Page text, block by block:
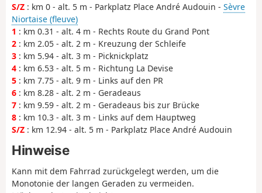
S/Z : km 0 - alt. 5 m - Parkplatz Place André Audouin - Sèvre
Niortaise (fleuve)
1 : km 0.31 - alt. 4 m - Rechts Route du Grand Pont
2 : km 2.05 - alt. 2 m - Kreuzung der Schleife
3 : km 5.94 - alt. 3 m - Picknickplatz
4 : km 6.53 - alt. 5 m - Richtung La Devise
5 : km 7.75 - alt. 9 m - Links auf den PR
6 : km 8.28 - alt. 2 m - Geradeaus
7 : km 9.59 - alt. 2 m - Geradeaus bis zur Brücke
8 : km 10.3 - alt. 3 m - Links auf dem Hauptweg
S/Z : km 12.94 - alt. 5 m - Parkplatz Place André Audouin
Hinweise
Kann mit dem Fahrrad zurückgelegt werden, um die
Monotonie der langen Geraden zu vermeiden.